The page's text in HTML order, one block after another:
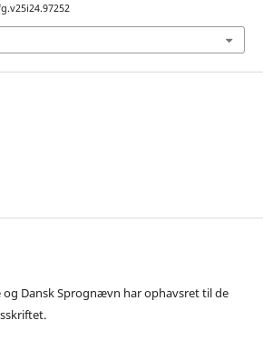
Dansk Sprognævn har ophavsret til de